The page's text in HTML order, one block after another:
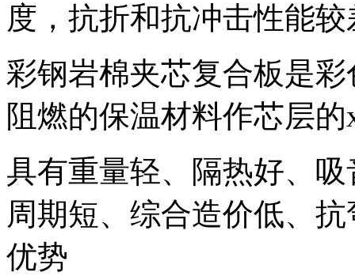
度，抗折和抗冲击性能
彩钢岩棉夹芯复合板是
阻燃的保温材料作芯层的
具有重量轻、隔热好、
周期短、综合造价低、
优势